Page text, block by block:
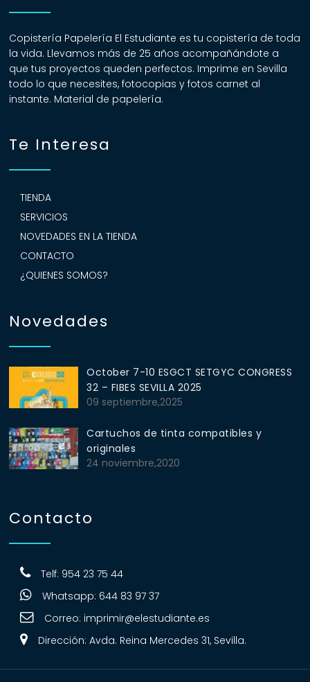
Copistería Papelería El Estudiante es tu copistería de toda
la vida. Llevamos más de 25 años acompañándote a
que tus proyectos queden perfectos. Imprime en Sevilla
todo lo que necesites, fotocopias y fotos carnet al
instante. Material de papelería.
Te Interesa
TIENDA
SERVICIOS
NOVEDADES EN LA TIENDA
CONTACTO
¿QUIENES SOMOS?
Novedades
October 7-10 ESGCT SETGYC CONGRESS
32 – FIBES SEVILLA 2025
09 septiembre,2025
Cartuchos de tinta compatibles y
originales
24 noviembre,2020
Contacto
Telf: 954 23 75 44
Whatsapp: 644 83 97 37
Correo: imprimir@elestudiante.es
Dirección: Avda. Reina Mercedes 31, Sevilla.